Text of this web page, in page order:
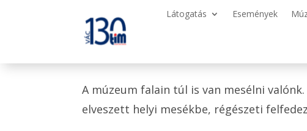
Látogatás Események
A múzeum falain túl is van mesélni
elveszett helyi mesékbe, régészeti